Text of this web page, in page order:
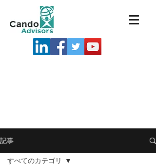
記事
すべてのカテゴリ